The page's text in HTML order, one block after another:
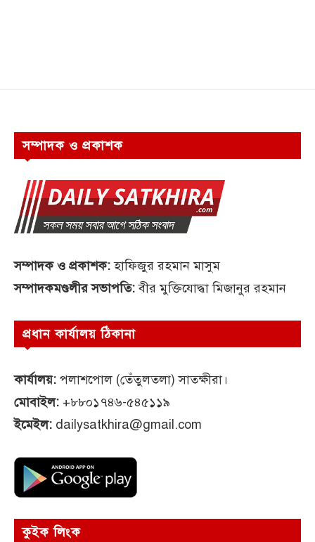
সম্পাদক ও প্রকাশক
সম্পাদক ও প্রকাশক:হাফিজুর রহমান মাসুম
সম্পাদকমণ্ডলীর সভাপতি:বীর মুক্তিযোদ্ধা মিজানুর রহমান
প্রধান কার্যালয় ঠিকানা
কার্যালয়: পলাশপোল (তেঁতুলতলা) সাতক্ষীরা।
মোবাইল: +৮৮০১৭৪৬-৫৪৫১১৯
ইমেইল: dailysatkhira@gmail.com
কুইক লিংক